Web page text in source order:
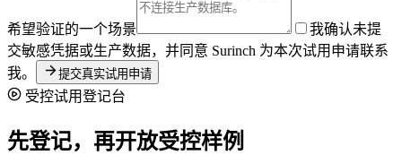
希望验证的一个场景
我确认未提
交敏感凭据或生产数据，并同意 Surinch 为本次试用申请联系
我。
提交真实试用申请
受控试用登记台
先登记，再开放受控样例